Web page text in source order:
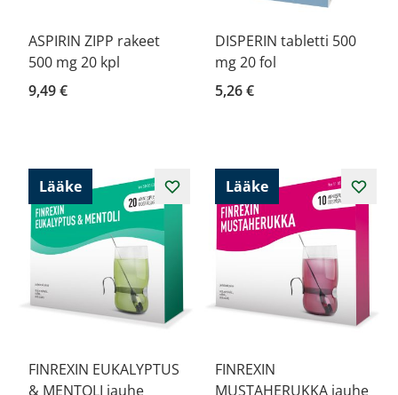
ASPIRIN ZIPP rakeet
500 mg 20 kpl
9,49 €
DISPERIN tabletti 500
mg 20 fol
5,26 €
Lääke
FINREXIN EUKALYPTUS
& MENTOLI jauhe
Lääke
FINREXIN
MUSTAHERUKKA jauhe